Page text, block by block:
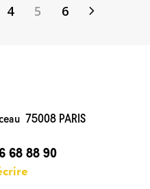
4 5 6
75008 PARIS
68 88 90